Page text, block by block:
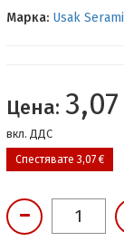
Марка: Usak
Цена:
вкл. ДДС
Спестявате 3,07 €